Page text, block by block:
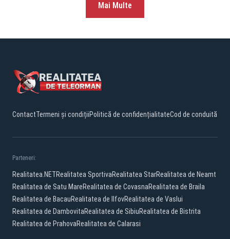
Mai Multe
ContactTermeni și condițiiPolitică de confidențialitateCod de conduită
Parteneri:
Realitatea.NETRealitatea SportivaRealitatea StarRealitatea de Neamt
Realitatea de Satu MareRealitatea de CovasnaRealitatea de Braila
Realitatea de BacauRealitatea de IlfovRealitatea de Vaslui
Realitatea de DambovitaRealitatea de SibiuRealitatea de Bistrita
Realitatea de PrahovaRealitatea de Calarasi